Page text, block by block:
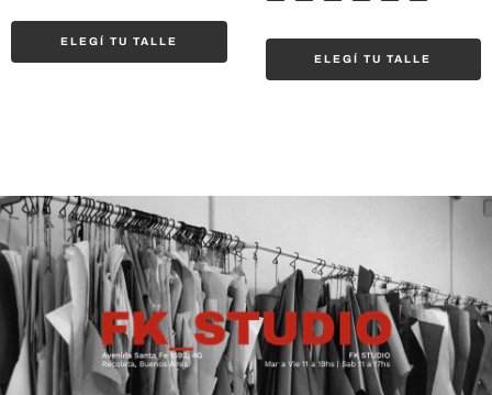
ELEGÍ TU TALLE
ELEGÍ TU TALLE